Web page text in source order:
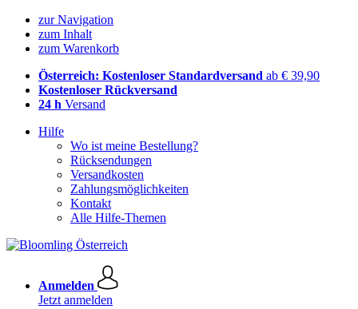
zur Navigation
zum Inhalt
zum Warenkorb
Österreich: Kostenloser Standardversand ab € 39,90
Kostenloser Rückversand
24 h Versand
Hilfe
Wo ist meine Bestellung?
Rücksendungen
Versandkosten
Zahlungsmöglichkeiten
Kontakt
Alle Hilfe-Themen
Anmelden
Jetzt anmelden